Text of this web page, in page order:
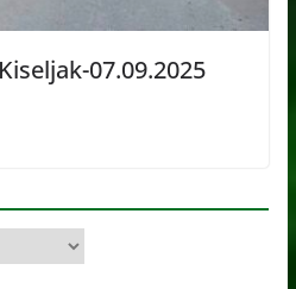
07.09.2025